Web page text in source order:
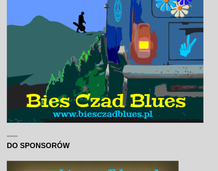
DO SPONSORÓW